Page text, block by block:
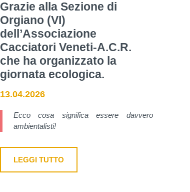
Grazie alla Sezione di
Orgiano (VI)
dell’Associazione
Cacciatori Veneti-A.C.R.
che ha organizzato la
giornata ecologica.
13.04.2026
Ecco cosa significa essere davvero
ambientalisti!
LEGGI TUTTO